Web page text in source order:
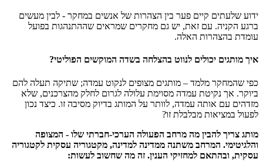
ידוע שלעתים קיים פער בין הצהרות של אנשים במחקר - לבין מעשים
ברגע הקניה. עם זאת, יש גם מחקרים שמראים שההתנהגות בפועל
עומדת בהצהרות האלה.
איך מותגים יכולים לנווט בהצלחה בשדה המוקשים הפוליטי?
כפי שהמחקר מלמד – מותגים מצופים לנקוט עמדה; שתיקה תעלה להם
ביוקר. אך נקיטת עמדה מסוימת עלולה לגרום לחלק מהצרכנים, שלא
מזדהים עם אותה עמדה, לוותר על המותג בדיוק מסיבה זו. כיצד נכון
לפעול במציאות מבלבלת זו?
מותג צריך להבין מה מרחב הפעולה הערכי-חברתי שלו - המצופה
והלגיטימי. המרחב משתנה ממדינה למדינה, מקטגוריה עסקית לקטגוריה
עסקית, ובהתאם למחזיקי הענין. זה מה שחשוב לעשות: